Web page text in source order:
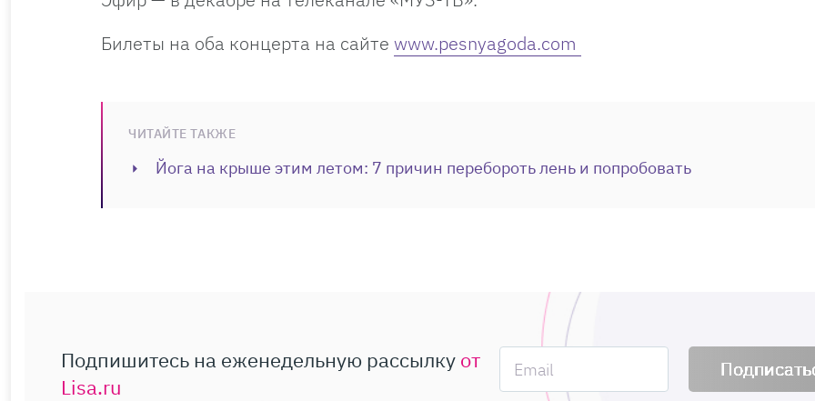
Билеты на оба концерта на сайте www.pesnyagoda.com
ЧИТАЙТЕ ТАКЖЕ
Йога на крыше этим летом: 7 причин перебороть лень и попробовать
Подпишитесь на еженедельную рассылку от
Lisa.ru